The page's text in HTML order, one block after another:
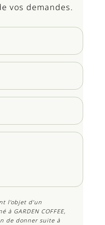
vos demandes.
l’objet d’un
à GARDEN COFFEE,
de donner suite à